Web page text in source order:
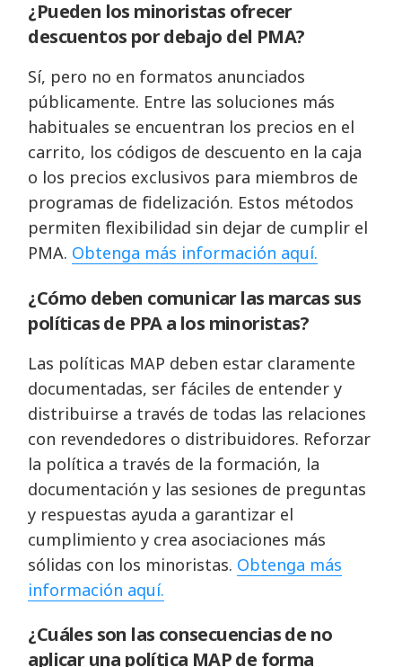
¿Pueden los minoristas ofrecer
descuentos por debajo del PMA?
Sí, pero no en formatos anunciados
públicamente. Entre las soluciones más
habituales se encuentran los precios en el
carrito, los códigos de descuento en la caja
o los precios exclusivos para miembros de
programas de fidelización. Estos métodos
permiten flexibilidad sin dejar de cumplir el
PMA. Obtenga más información aquí.
¿Cómo deben comunicar las marcas sus
políticas de PPA a los minoristas?
Las políticas MAP deben estar claramente
documentadas, ser fáciles de entender y
distribuirse a través de todas las relaciones
con revendedores o distribuidores. Reforzar
la política a través de la formación, la
documentación y las sesiones de preguntas
y respuestas ayuda a garantizar el
cumplimiento y crea asociaciones más
sólidas con los minoristas. Obtenga más
información aquí.
¿Cuáles son las consecuencias de no
aplicar una política MAP de forma